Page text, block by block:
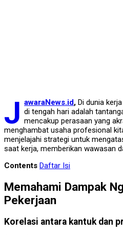
J awaraNews.id, Di dunia
di tengah hari adalah
mencakup perasaan yang
menghambat usaha profesional
menjelajahi strategi untuk
saat kerja, memberikan wawasan
Contents Daftar Isi
Memahami Dampak
Pekerjaan
Korelasi antara kantuk dan